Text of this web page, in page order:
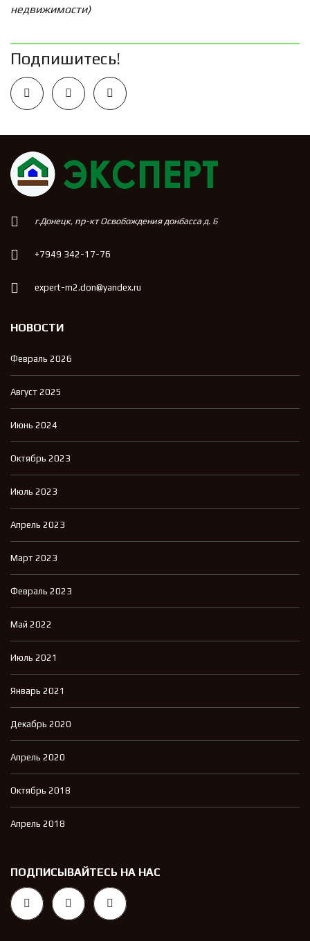
недвижимости)
Подпишитесь!
г.Донецк, пр-кт Освобождения донбасса д. 6
+7949 342-17-76
expert-m2.don@yandex.ru
НОВОСТИ
Февраль 2026
Август 2025
Июнь 2024
Октябрь 2023
Июль 2023
Апрель 2023
Март 2023
Февраль 2023
Май 2022
Июль 2021
Январь 2021
Декабрь 2020
Апрель 2020
Октябрь 2018
Апрель 2018
ПОДПИСЫВАЙТЕСЬ НА НАС